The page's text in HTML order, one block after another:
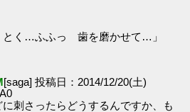
とく…ふふっ 歯を磨かせて…」
[saga] 投稿日：2014/12/20(土)
刺さったらどうするんですか、も